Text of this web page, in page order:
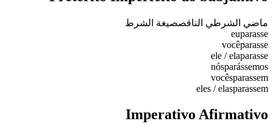
ماضي الشرطي الناقصصيغة الشرط
euparasse
vocêparasse
ele / elaparasse
nósparássemos
vocêsparassem
eles / elasparassem
Imperativo Afirmativo